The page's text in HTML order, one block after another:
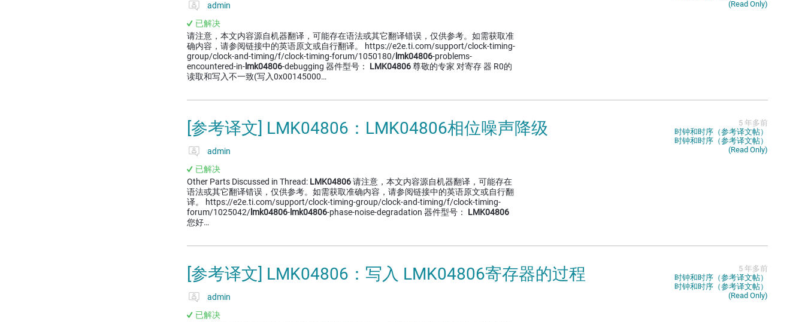
admin
已解决
请注意，本文内容源自机器翻译，可能存在语法或其它翻译错误，仅供参考。如需获取准
确内容，请参阅链接中的英语原文或自行翻译。 https://e2e.ti.com/support/clock-timing-
group/clock-and-timing/f/clock-timing-forum/1050180/ lmk04806-problems-
encountered-in- lmk04806-debugging 器件型号： LMK04806尊敬的专家 对寄存 器 R0的
读取和写入不一致(写入0x00145000…
(Read Only)
[参考译文] LMK04806：LMK04806相位噪声降级
admin
已解决
Other Parts Discussed in Thread: LMK04806请注意，本文内容源自机器翻译，可能存在
语法或其它翻译错误，仅供参考。如需获取准确内容，请参阅链接中的英语原文或自行翻
译。 https://e2e.ti.com/support/clock-timing-group/clock-and-timing/f/clock-timing-
forum/1025042/ lmk04806- lmk04806-phase-noise-degradation 器件型号： LMK04806
您好…
5 年多前
时钟和时序（参考译文帖）
时钟和时序（参考译文帖）
(Read Only)
[参考译文] LMK04806：写入 LMK04806寄存器的过程
admin
已解决
5 年多前
时钟和时序（参考译文帖）
时钟和时序（参考译文帖）
(Read Only)